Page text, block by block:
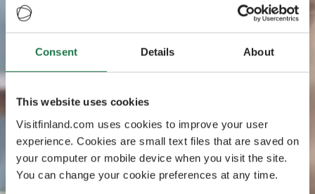
Consent Details About
This website uses cookies
Visitfinland.com uses cookies to improve your user
experience. Cookies are small text files that are saved on
your computer or mobile device when you visit the site.
You can change your cookie preferences at any time.